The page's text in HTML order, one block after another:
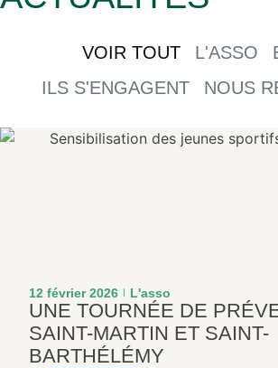
L'ASSO
ILS S'ENGAGENT
NOUS
VOIR TOUT
12 février 2026 L'asso
UNE TOURNÉE DE
SAINT-MARTIN ET SAINT-
BARTHÉLÉMY